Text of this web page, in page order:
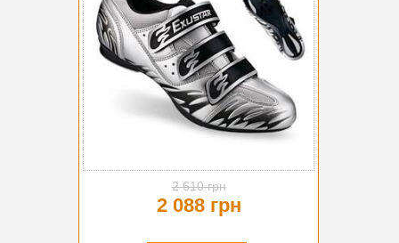
2 610 грн
2 088 грн